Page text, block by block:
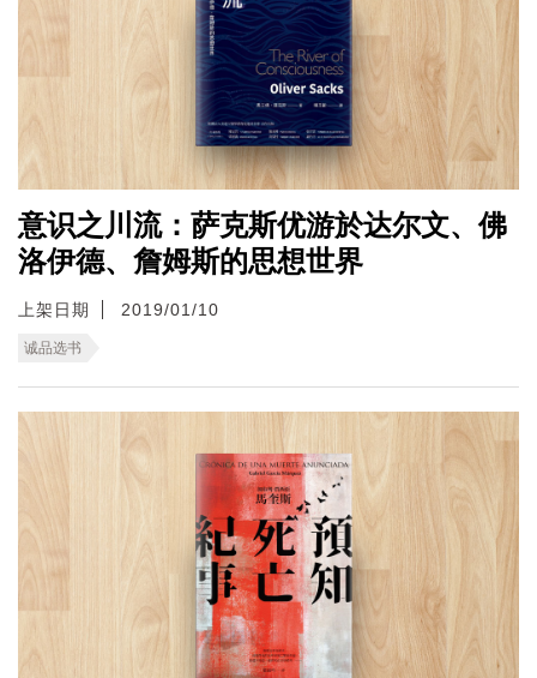
意识之川流：萨克斯优游於达尔文、佛
洛伊德、詹姆斯的思想世界
上架日期 2019/01/10
诚品选书